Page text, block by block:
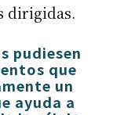
dirigidas.
pudiesen
que
un
ayuda a